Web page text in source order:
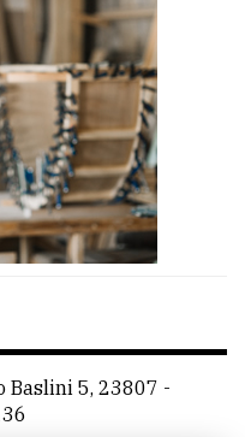
Baslini 5, 23807 -